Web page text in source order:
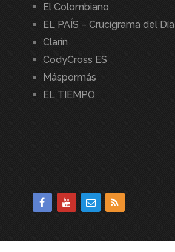
El Colombiano
EL PAÍS – Crucigrama del Día
Clarín
CodyCross ES
Máspormás
EL TIEMPO